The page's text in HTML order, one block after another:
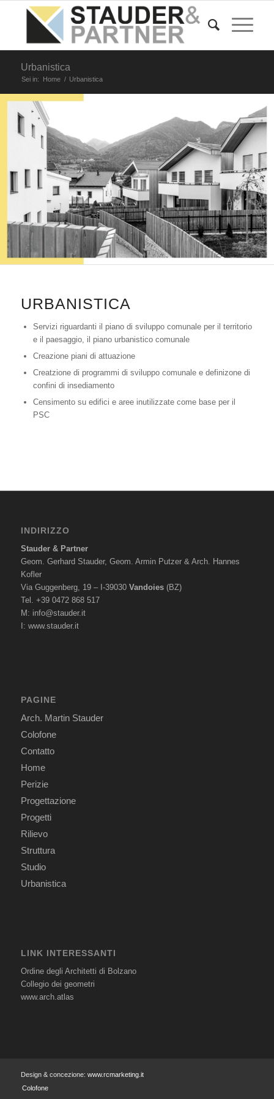
Urbanistica
Sei in: Home / Urbanistica
URBANISTICA
Servizi riguardanti il piano di sviluppo comunale per il territorio
e il paesaggio, il piano urbanistico comunale
Creazione piani di attuazione
Creatzione di programmi di sviluppo comunale e definizone di
confini di insediamento
Censimento su edifici e aree inutilizzate come base per il
PSC
INDIRIZZO
Stauder & Partner
Geom. Gerhard Stauder, Geom. Armin Putzer & Arch. Hannes
Kofler
Via Guggenberg, 19 – I-39030 Vandoies(BZ)
Tel. +39 0472 868 517
M: info@stauder.it
I: www.stauder.it
PAGINE
Arch. Martin Stauder
Colofone
Contatto
Home
Perizie
Progettazione
Progetti
Rilievo
Struttura
Studio
Urbanistica
LINK INTERESSANTI
Ordine degli Architetti di Bolzano
Collegio dei geometri
www.arch.atlas
Design & concezione: www.rcmarketing.it
Colofone